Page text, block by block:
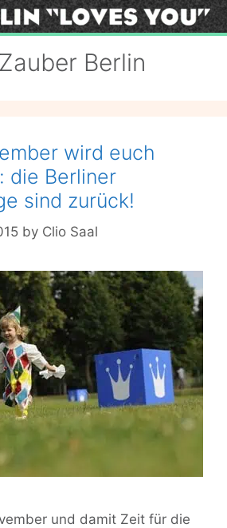
Berlin
wird euch
die Berliner
sind zurück!
by Clio Saal
und damit Zeit für die